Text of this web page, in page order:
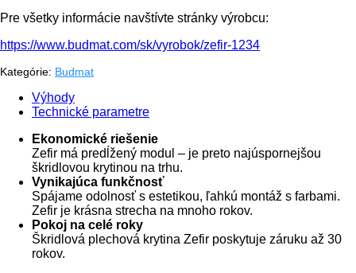
Pre všetky informácie navštívte stránky výrobcu:
https://www.budmat.com/sk/vyrobok/zefir-1234
Kategórie: Budmat
Výhody
Technické parametre
Ekonomické riešenie
Zefir má predĺžený modul – je preto najúspornejšou
škridlovou krytinou na trhu.
Vynikajúca funkčnosť
Spájame odolnosť s estetikou, ľahkú montáž s farbami.
Zefir je krásna strecha na mnoho rokov.
Pokoj na celé roky
Škridlová plechová krytina Zefir poskytuje záruku až 30
rokov.